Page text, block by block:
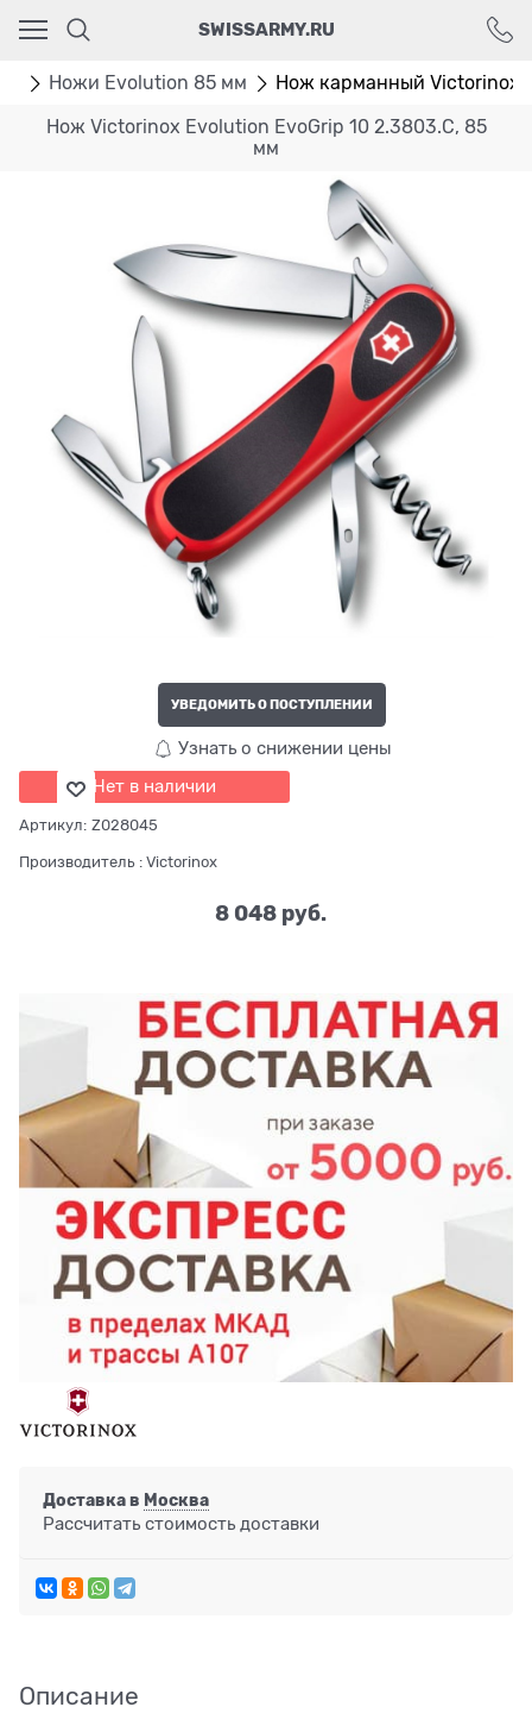
SWISSARMY.RU
Ножи Evolution 85 мм Нож карманный Victorinox
Нож Victorinox Evolution EvoGrip 10 2.3803.C, 85
мм
УВЕДОМИТЬ О ПОСТУПЛЕНИИ
Узнать о снижении цены
Нет в наличии
Артикул: Z028045
Производитель : Victorinox
8 048 руб.
Доставка в Москва
Рассчитать стоимость доставки
Описание
Ваш город - Москва,
угадали?
ДА НЕТ